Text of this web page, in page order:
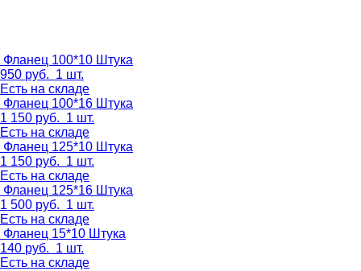
Фланец 100*10 Штука
950 руб. 1 шт.
Есть на складе
Фланец 100*16 Штука
1 150 руб. 1 шт.
Есть на складе
Фланец 125*10 Штука
1 150 руб. 1 шт.
Есть на складе
Фланец 125*16 Штука
1 500 руб. 1 шт.
Есть на складе
Фланец 15*10 Штука
140 руб. 1 шт.
Есть на складе